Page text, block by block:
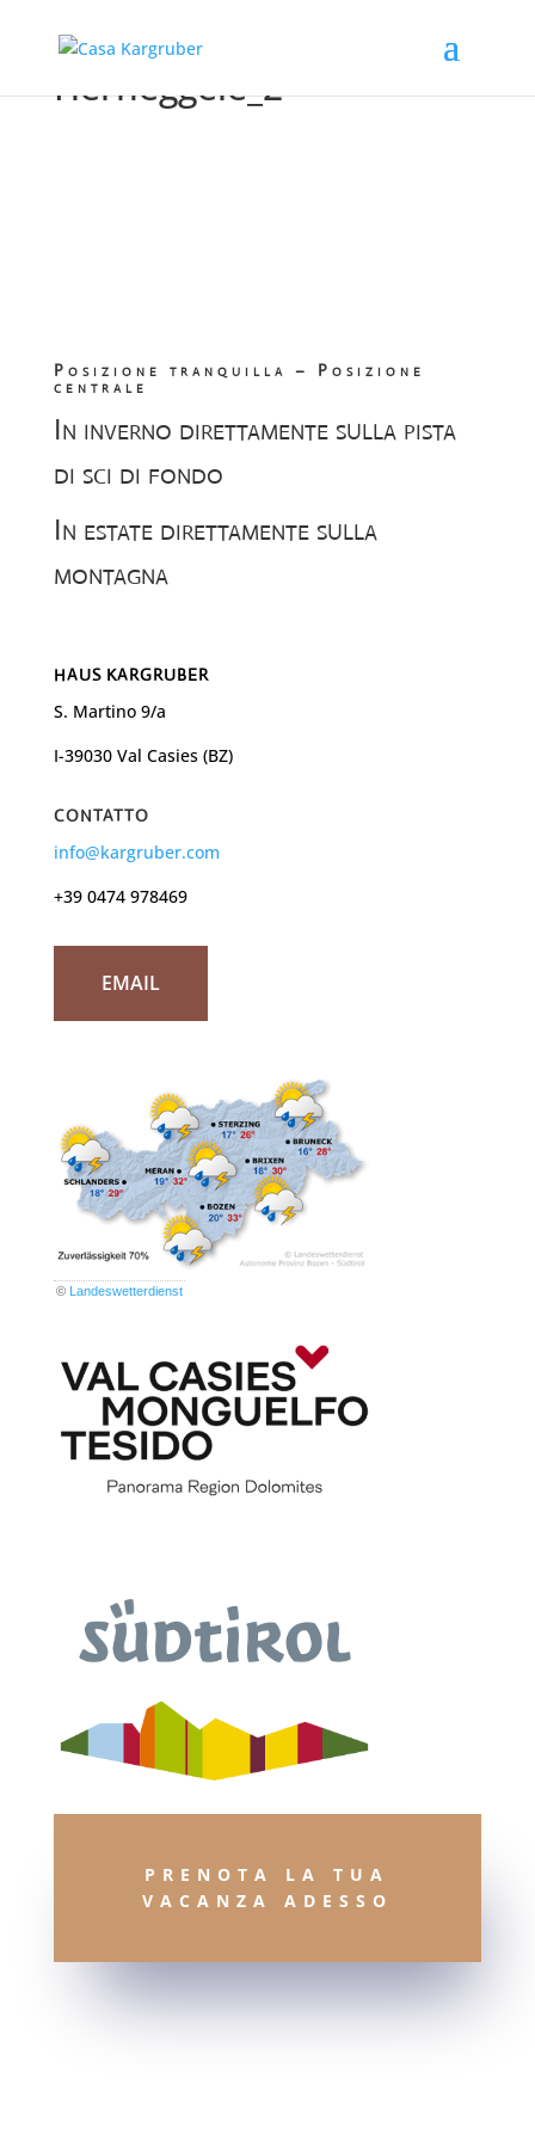
Herneggele_2
Posizione tranquilla – Posizione
centrale
In inverno direttamente sulla pista
di sci di fondo
In estate direttamente sulla
montagna
HAUS KARGRUBER
S. Martino 9/a
I-39030 Val Casies (BZ)
CONTATTO
info@kargruber.com
+39 0474 978469
EMAIL
© Landeswetterdienst
PRENOTA LA TUA
VACANZA ADESSO